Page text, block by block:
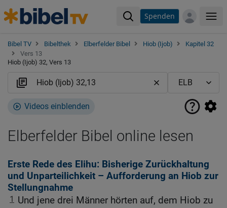
Spenden
Bibel TV Bibelthek Elberfelder Bibel Hiob (Ijob)
Kapitel 32
Vers 13
Hiob (Ijob) 32, Vers 13
Videos einblenden
Elberfelder Bibel online lesen
Erste Rede des Elihu: Bisherige Zurückhaltung
und Unparteilichkeit – Aufforderung an Hiob zur
Stellungnahme
1
Und jene drei Männer hörten auf, dem Hiob zu